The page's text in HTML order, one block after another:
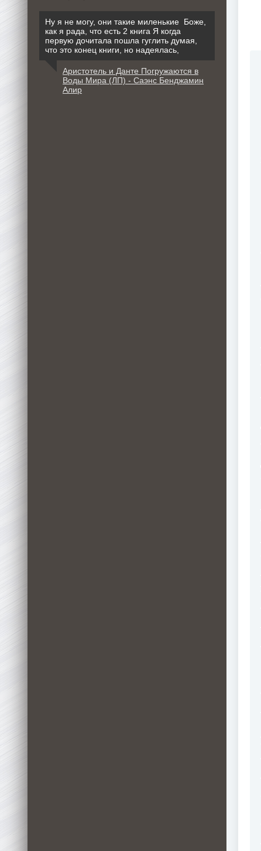
Ну я не могу, они такие миленькие Боже,
как я рада, что есть 2 книга Я когда
первую дочитала пошла гуглить думая,
что это конец книги, но надеялась,
Аристотель и Данте Погружаются в
Воды Мира (ЛП) - Саэнс Бенджамин
Алир